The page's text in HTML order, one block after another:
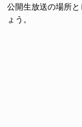
公開生放送の場所
ょう。